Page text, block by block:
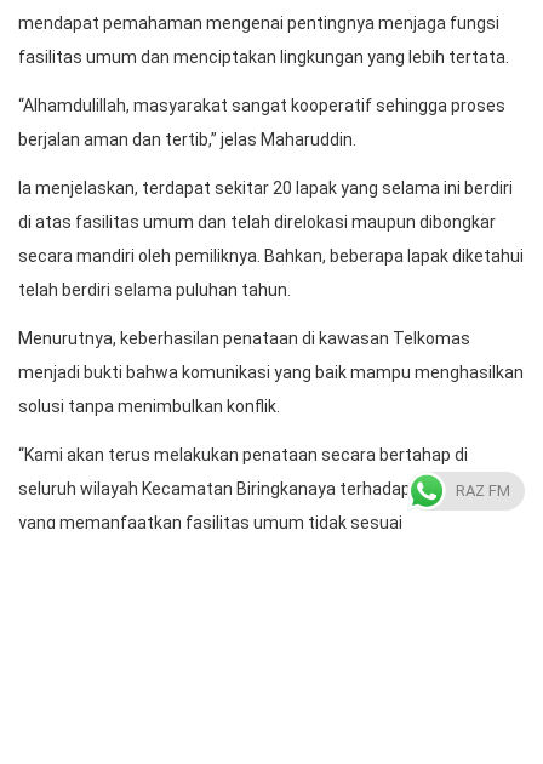
mendapat pemahaman mengenai pentingnya menjaga fungsi
fasilitas umum dan menciptakan lingkungan yang lebih tertata.
“Alhamdulillah, masyarakat sangat kooperatif sehingga proses
berjalan aman dan tertib,” jelas Maharuddin.
Ia menjelaskan, terdapat sekitar 20 lapak yang selama ini berdiri
di atas fasilitas umum dan telah direlokasi maupun dibongkar
secara mandiri oleh pemiliknya. Bahkan, beberapa lapak diketahui
telah berdiri selama puluhan tahun.
Menurutnya, keberhasilan penataan di kawasan Telkomas
menjadi bukti bahwa komunikasi yang baik mampu menghasilkan
solusi tanpa menimbulkan konflik.
“Kami akan terus melakukan penataan secara bertahap di
seluruh wilayah Kecamatan Biringkanaya terhadap bangunan
yang memanfaatkan fasilitas umum tidak sesuai
RAZ FM